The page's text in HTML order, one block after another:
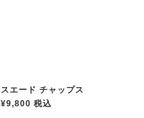
スエード チャップス
¥9,800税込